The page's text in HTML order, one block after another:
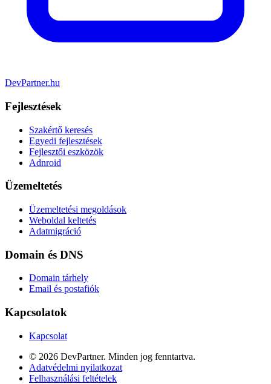
DevPartner.hu
Fejlesztések
Szakértő keresés
Egyedi fejlesztések
Fejlesztői eszközök
Adnroid
Üzemeltetés
Üzemeltetési megoldások
Weboldal keltetés
Adatmigráció
Domain és DNS
Domain tárhely
Email és postafiók
Kapcsolatok
Kapcsolat
© 2026 DevPartner. Minden jog fenntartva.
Adatvédelmi nyilatkozat
Felhasználási feltételek